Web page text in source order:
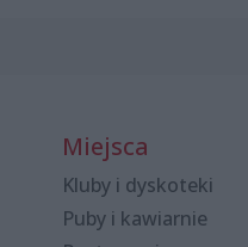
Miejsca
Kluby i dyskoteki
Puby i kawiarnie